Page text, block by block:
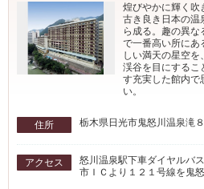
煌びやかに輝く吹
古き良き日本の温
ら成る。趣の異
で一番高い所にあ
しい満天の星空を
渓谷を目にするこ
す充実した館内で
い。
住所 栃木県日光市鬼怒川温泉滝
アクセス
怒川温泉駅下車ダイヤルバ
市ＩＣより１２１号線を鬼